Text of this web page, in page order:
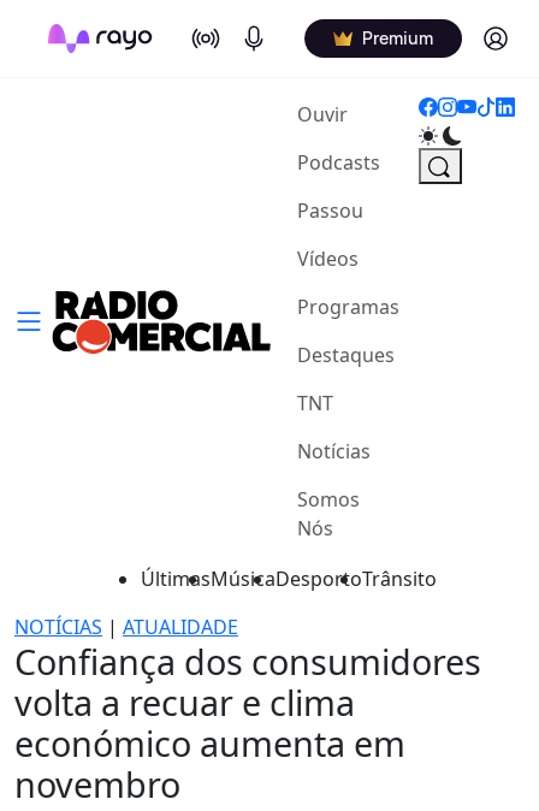
On Air Podcasts Premium Log in
Ouvir(current)
Podcasts
Passou
Vídeos
Programas
Destaques
TNT
Notícias
Somos
Nós
ÚltimasMúsicaDesportoTrânsito
NOTÍCIAS | ATUALIDADE
Confiança dos consumidores
volta a recuar e clima
económico aumenta em
novembro